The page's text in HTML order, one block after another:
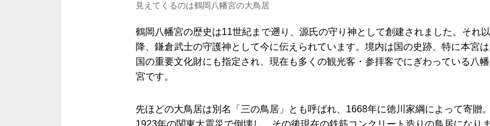
見えてくるのは鶴岡八幡宮の大鳥居
鶴岡八幡宮の歴史は11世紀まで遡り、源氏の守り神として創建されました。それ以
降、鎌倉武士の守護神として今に伝えられています。境内は国の史跡、特に本宮は
国の重要文化財にも指定され、現在も多くの観光客・参拝客でにぎわっている八幡
宮です。
先ほどの大鳥居は別名「三の鳥居」とも呼ばれ、1668年に徳川家綱によって寄贈。